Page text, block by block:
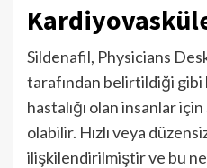
Sildenafil, Physicians
tarafından belirtildiği
hastalığı olan insanlar
olabilir. Hızlı veya
ilişkilendirilmiştir ve bu